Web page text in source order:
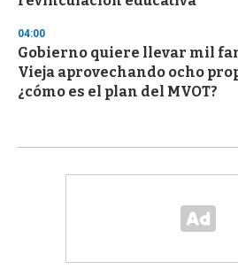
04:00
Gobierno quiere llevar mil
Vieja aprovechando ocho
¿cómo es el plan del MVOT?